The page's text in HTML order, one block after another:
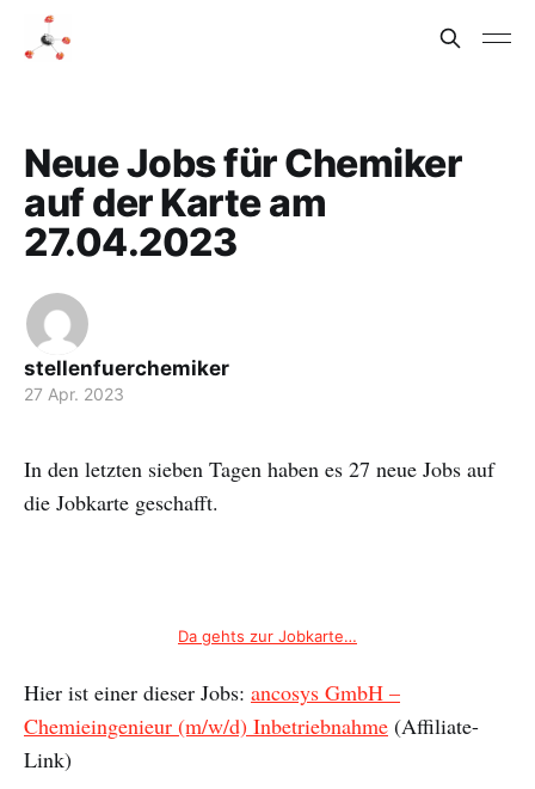
Neue Jobs für Chemiker
auf der Karte am
27.04.2023
stellenfuerchemiker
27 Apr. 2023
In den letzten sieben Tagen haben es 27 neue Jobs auf
die Jobkarte geschafft.
Da gehts zur Jobkarte…
Hier ist einer dieser Jobs: ancosys GmbH –
Chemieingenieur (m/w/d) Inbetriebnahme (Affiliate-
Link)